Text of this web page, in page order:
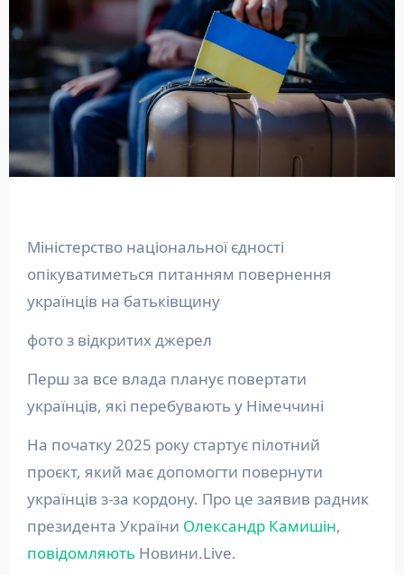
Міністерство національної єдності
опікуватиметься питанням повернення
українців на батьківщину
фото з відкритих джерел
Перш за все влада планує повертати
українців, які перебувають у Німеччині
На початку 2025 року стартує пілотний
проєкт, який має допомогти повернути
українців з-за кордону. Про це заявив радник
президента України Олександр Камишін,
повідомляютьНовини.Live.